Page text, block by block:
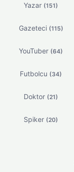
Yazar (151)
Gazeteci (115)
YouTuber (64)
Futbolcu (34)
Doktor (21)
Spiker (20)